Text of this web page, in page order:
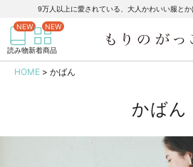
9万人以上に愛されている、大人かわいい服と
読み物新着商品
商品を検索
HOME かばん
かばん